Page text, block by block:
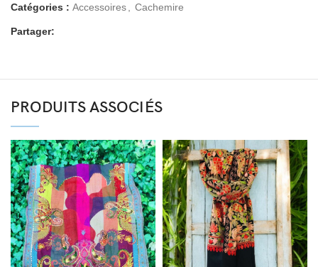
Catégories : Accessoires Cachemire
Partager:
PRODUITS ASSOCIÉS